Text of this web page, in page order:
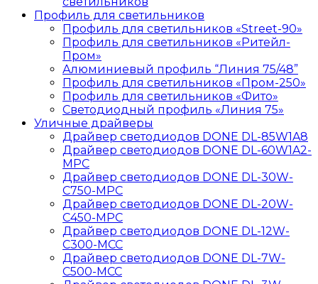
Профиль для светильников
Профиль для светильников «Street-90»
Профиль для светильников «Ритейл-
Пром»
Алюминиевый профиль “Линия 75/48”
Профиль для светильников «Пром-250»
Профиль для светильников «Фито»
Светодиодный профиль «Линия 75»
Уличные драйверы
Драйвер светодиодов DONE DL-85W1A8
Драйвер светодиодов DONE DL-60W1A2-
MPС
Драйвер светодиодов DONE DL-30W-
C750-MPС
Драйвер светодиодов DONE DL-20W-
C450-MPС
Драйвер светодиодов DONE DL-12W-
C300-MCC
Драйвер светодиодов DONE DL-7W-
C500-MCC